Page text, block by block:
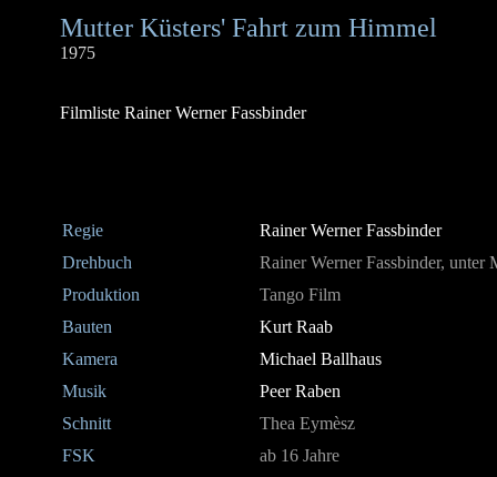
Mutter Küsters' Fahrt zum Himmel
1975
Filmliste Rainer Werner Fassbinder
Regie
Rainer Werner Fassbinder
Drehbuch
Rainer Werner Fassbinder,
Produktion
Tango Film
Bauten
Kurt Raab
Kamera
Michael Ballhaus
Musik
Peer Raben
Schnitt
Thea Eymèsz
FSK
ab 16 Jahre